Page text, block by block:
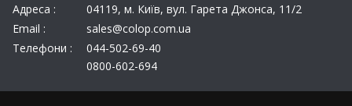
Адреса :
04119, м. Київ, вул. Гарета Джонса, 11/2
Email :
sales@colop.com.ua
Телефони :
044-502-69-40
0800-602-694